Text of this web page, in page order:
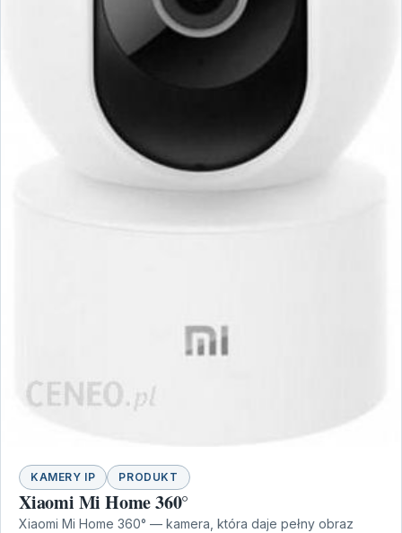
KAMERY IP PRODUKT
Xiaomi Mi Home 360°
Xiaomi Mi Home 360° — kamera, która daje pełny obraz